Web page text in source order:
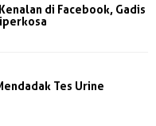
di Facebook, Gadis
Tes Urine